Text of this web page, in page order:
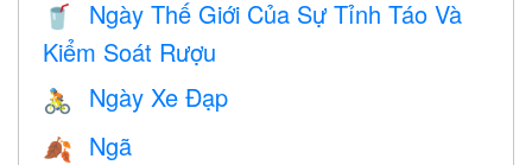
🥤
Ngày Thế Giới Của Sự Tỉnh Táo Và
Kiểm Soát Rượu
🚴 Ngày Xe Đạp
🍂 Ngã